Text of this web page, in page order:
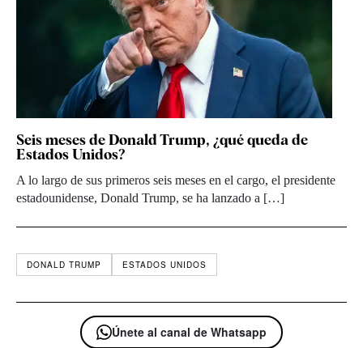
Seis meses de Donald Trump, ¿qué queda de
Estados Unidos?
A lo largo de sus primeros seis meses en el cargo, el presidente
estadounidense, Donald Trump, se ha lanzado a […]
DONALD TRUMP ESTADOS UNIDOS
Únete al canal de Whatsapp